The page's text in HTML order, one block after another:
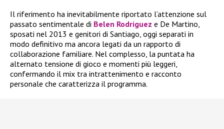
Il riferimento ha inevitabilmente riportato l’attenzione sul
passato sentimentale di Belen Rodriguez e De Martino,
sposati nel 2013 e genitori di Santiago, oggi separati in
modo definitivo ma ancora legati da un rapporto di
collaborazione familiare. Nel complesso, la puntata ha
alternato tensione di gioco e momenti più leggeri,
confermando il mix tra intrattenimento e racconto
personale che caratterizza il programma.